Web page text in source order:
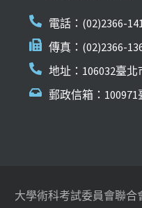
電話：(02)2366-
傳真：(02)2366-
地址：106032臺
郵政信箱：
大學術科考試委員會聯合